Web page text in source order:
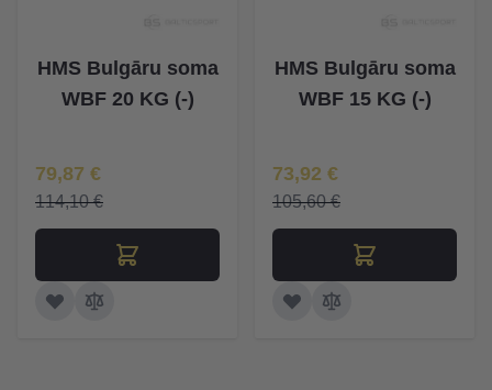
HMS Bulgāru soma
WBF 20 KG (-)
Īpaša Cena
79,87 €
114,10 €
HMS Bulgāru soma
WBF 15 KG (-)
Īpaša Cena
73,92 €
105,60 €